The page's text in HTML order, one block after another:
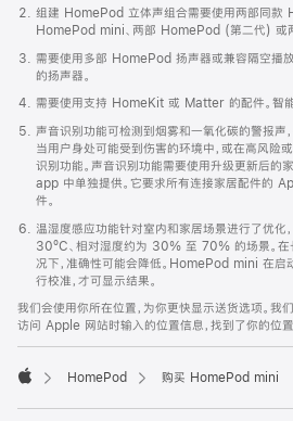
打
开)
组建 HomePod 立体声组合需要使用两部同款
HomePod mini、两部 HomePod (第二代) 或
需要使用多部 HomePod 扬声器或兼容隔空播
的扬声器。
需要使用支持 HomeKit 或 Matter 的配件。智能
声音识别功能可检测到烟雾和一氧化碳的警报声
当用户身处可能受到伤害的环境中，或在高风险
识别功能。声音识别功能需要使用升级更新后的
app 中单独提供。它要求所有连接家居配件的
件。
温湿度感应功能针对室内和家居场景进行了优化
30ºC、相对湿度约为 30% 至 70% 的场景。在
况下，准确性可能会降低。HomePod mini 在启
行校准，才可显示结果。
我们会使用你所在位置，为你更快显示送货选项。我
访问 Apple 网站时输入的位置信息，找到了你的位置
HomePod 购买 HomePod mini